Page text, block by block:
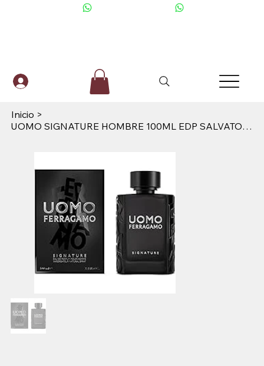
Inicio >
UOMO SIGNATURE HOMBRE 100ML EDP SALVATORE FERRAGAMO